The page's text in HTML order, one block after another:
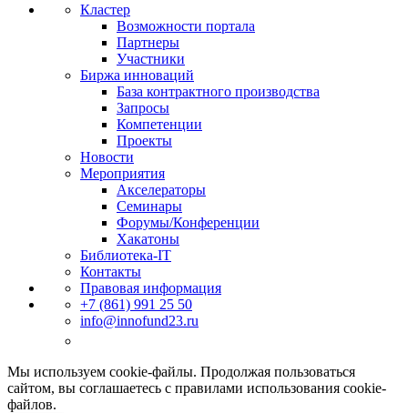
Кластер
Возможности портала
Партнеры
Участники
Биржа инноваций
База контрактного производства
Запросы
Компетенции
Проекты
Новости
Мероприятия
Акселераторы
Семинары
Форумы/Конференции
Хакатоны
Библиотека-IT
Контакты
Правовая информация
+7 (861) 991 25 50
info@innofund23.ru
Мы используем cookie-файлы. Продолжая пользоваться
сайтом, вы соглашаетесь с правилами использования cookie-
файлов.